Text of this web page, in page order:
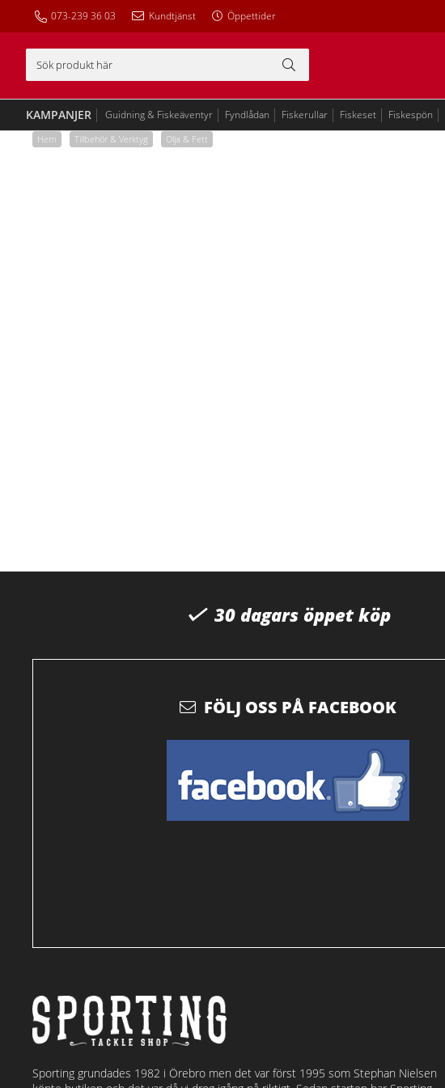
073-239 36 03 Kundtjänst Öppettider
Guidning & Fiskeäventyr Fyndlådan Fiskerullar Fiskeset Fiskespön
KAMPANJER
Hem Tillbehör & Verktyg Olja & Fett
30 dagars öppet köp
FÖLJ OSS PÅ FACEBOOK
Sporting grundades 1982 i Örebro men det var först 1995 som Stephan Nielsen